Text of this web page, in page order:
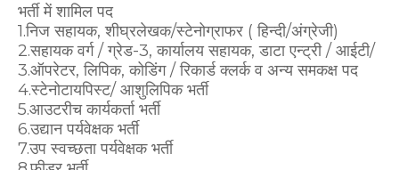
भर्ती में शामिल पद
1.निज सहायक, शीघ्रलेखक/स्टेनोग्राफर ( हिन्दी/अंग्रेजी)
2.सहायक वर्ग / ग्रेड-3, कार्यालय सहायक, डाटा एन्ट्री / आईटी/
3.ऑपरेटर, लिपिक, कोडिंग / रिकार्ड क्लर्क व अन्य समकक्ष पद
4.स्टेनोटायपिस्ट/ आशुलिपिक भर्ती
5.आउटरीच कार्यकर्ता भर्ती
6.उद्यान पर्यवेक्षक भर्ती
7.उप स्वच्छता पर्यवेक्षक भर्ती